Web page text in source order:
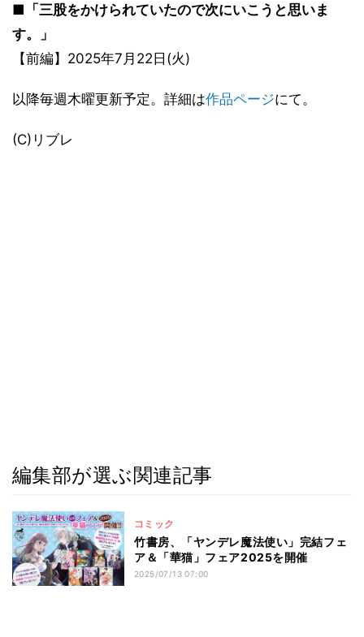
■「三股をかけられていたので次にいこうと思いま
す。」
【前編】2025年7月22日(火)
以降毎週木曜更新予定。詳細は作品ページにて。
(C)リブレ
編集部が選ぶ関連記事
コミック
竹書房、「ヤンデレ魔法使い」完結フェ
ア＆「華猫」フェア2025を開催
2025/07/13 07:00